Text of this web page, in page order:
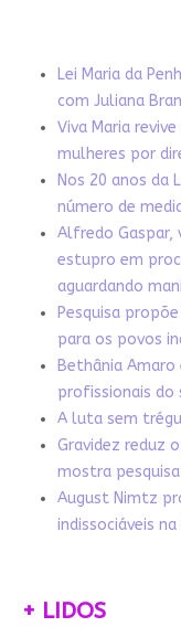
Lei Maria da
com Juliana
Viva Maria
mulheres por
Nos 20 anos da
número de
Alfredo Gaspar,
estupro em
aguardando
Pesquisa
para os povos
Bethânia
profissionais do
A luta sem
Gravidez reduz
mostra pesquisa
August Nimtz
indissociáveis
+ LIDOS